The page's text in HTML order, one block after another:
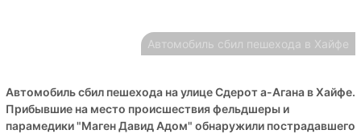
Автомобиль сбил пешехода в Хайфе
Автомобиль сбил пешехода на улице Cдерот а-Агана в Хайфе.
Прибывшие на место происшествия фельдшеры и
парамедики "Маген Давид Адом" обнаружили пострадавшего